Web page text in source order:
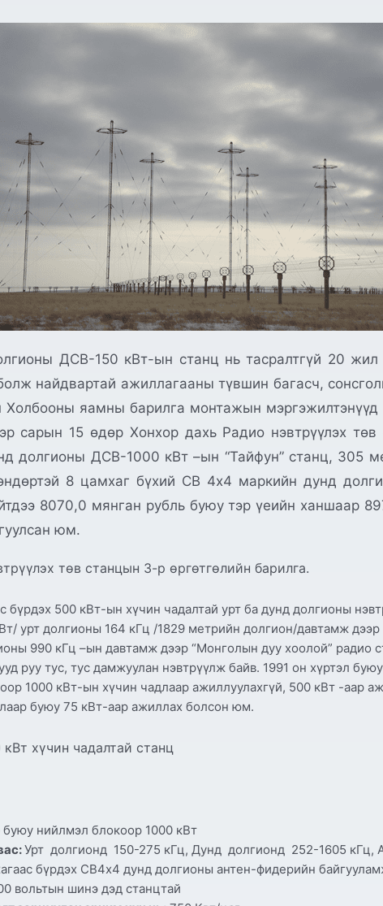
ДСВ-150 кВт-ын станц нь тасралтгүй 20 жил
найдвартай ажиллагааны түвшин багасч,
Холбооны яамны барилга монтажын
сарын 15 өдөр Хонхор дахь Радио нэвтрүүлэх
долгионы ДСВ-1000 кВт –ын “Тайфун” станц, 305
8 цамхаг бүхий СВ 4х4 маркийн дунд
8070,0 мянган рубль буюу тэр үеийн ханшаар
юм.
төв станцын 3-р өргөтгөлийн барилга.
бүрдэх 500 кВт-ын хүчин чадалтай урт ба дунд долгионы
урт долгионы 164 кГц /1829 метрийн долгион/давтамж
990 кГц –ын давтамж дээр “Монголын дуу хоолой” радио
руу тус, тус дамжуулан нэвтрүүлж байв. 1991 он хүртэл
1000 кВт-ын хүчин чадлаар ажиллуулахгүй, 500 кВт -аар
буюу 75 кВт-аар ажиллах болсон юм.
хүчин чадалтай станц
буюу нийлмэл блокоор 1000 кВт
Урт долгионд 150-275 кГц, Дунд долгионд 252-1605 кГц,
бүрдэх СВ4х4 дунд долгионы антен-фидерийн
вольтын шинэ дэд станцтай